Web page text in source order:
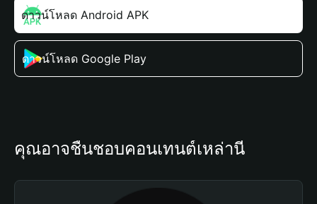
ดาวน์โหลด Android APK
ดาวน์โหลด Google Play
คุณอาจชื่นชอบคอนเทนต์เหล่านี้